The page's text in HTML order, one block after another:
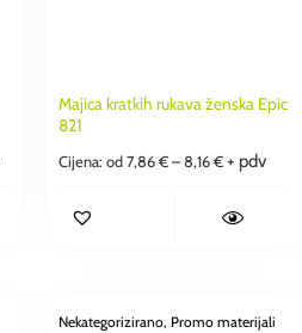
Majica kratkih rukava ženska Epic
821
Cijena: od 7,86 € – 8,16 € + pdv
Nekategorizirano, Promo materijali